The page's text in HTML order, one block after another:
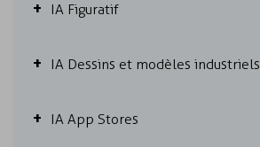
IA Figuratif
IA Dessins et modèles industriels
IA App Stores